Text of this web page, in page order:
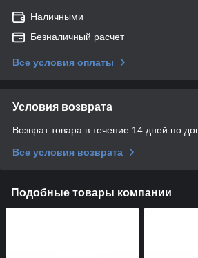
Наличными
Безналичный расчет
Все условия оплаты
Условия возврата
Возврат товара в течение 14 дней по
Все условия возврата
Подобные товары компании